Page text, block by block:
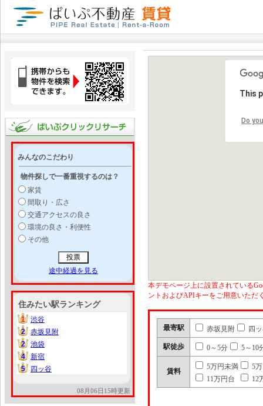
みんなのこだわり
物件探しで一番重視するのは？
家賃
間取り・広さ
交通アクセスの良さ
環境の良さ・利便性
その他
途中経過を見る
住みたい駅ランキング
1
1
渋谷
2
2
赤坂見附
2
2
池袋
4
4
新宿
5
5 四ッ谷
08月06日15時更新
This
Do
本デモページ上に設置されている
ントおよびAPIキーをご用意いただ
最寄駅 赤坂見附 四
駅徒歩 0～5分 5～10
賃料
5万円未満
5
11万円台
12